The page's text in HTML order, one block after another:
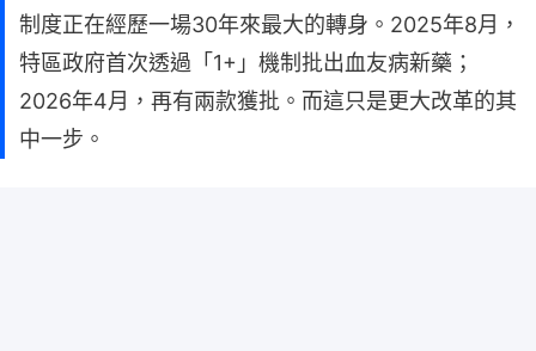
制度正在經歷一場30年來最大的轉身。2025年8月，
特區政府首次透過「1+」機制批出血友病新藥；
2026年4月，再有兩款獲批。而這只是更大改革的其
中一步。